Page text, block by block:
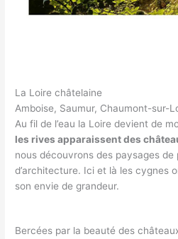
La Loire châtelaine
Amboise, Saumur, Chaumont-sur-
Au fil de l’eau la Loire devient de
les rives apparaissent des
nous découvrons des paysages
d’architecture. Ici et là les cygnes
son envie de grandeur.
Bercées par la beauté des